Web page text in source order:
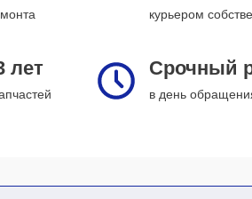
курьером
лет Срочный
в день